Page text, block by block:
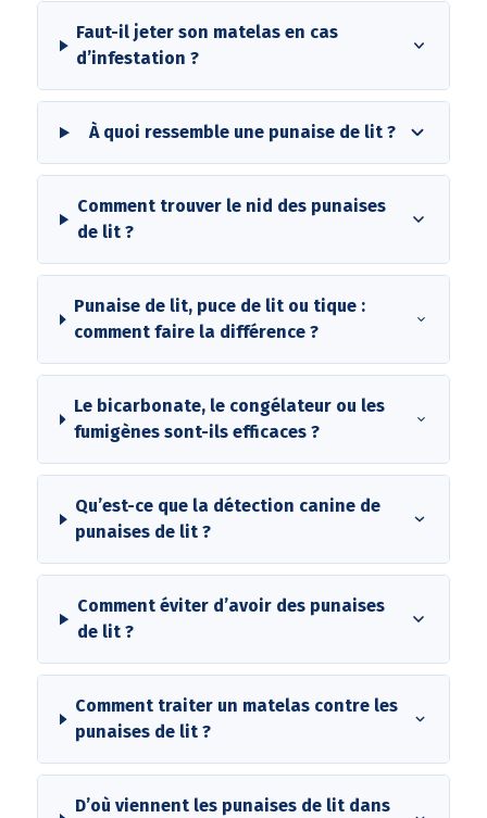
Faut-il jeter son matelas en cas
d’infestation ?
À quoi ressemble une punaise de lit ?
Comment trouver le nid des punaises
de lit ?
Punaise de lit, puce de lit ou tique :
comment faire la différence ?
Le bicarbonate, le congélateur ou les
fumigènes sont-ils efficaces ?
Qu’est-ce que la détection canine de
punaises de lit ?
Comment éviter d’avoir des punaises
de lit ?
Comment traiter un matelas contre les
punaises de lit ?
D’où viennent les punaises de lit dans